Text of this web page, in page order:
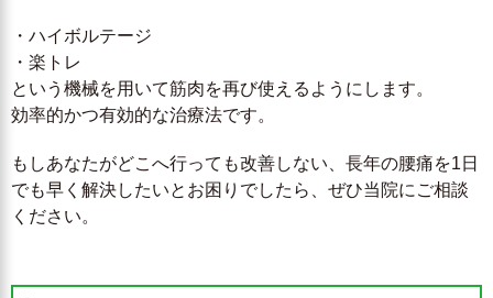
・ハイボルテージ
・楽トレ
という機械を用いて筋肉を再び使えるようにします。
効率的かつ有効的な治療法です。
もしあなたがどこへ行っても改善しない、長年の腰痛を1日
でも早く解決したいとお困りでしたら、ぜひ当院にご相談
ください。